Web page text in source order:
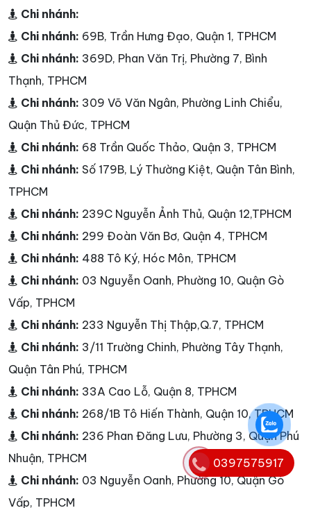
Chi nhánh:
Chi nhánh: 69B, Trần Hưng Đạo, Quận 1, TPHCM
Chi nhánh: 369D, Phan Văn Trị, Phường 7, Bình
Thạnh, TPHCM
Chi nhánh: 309 Võ Văn Ngân, Phường Linh Chiểu,
Quận Thủ Đức, TPHCM
Chi nhánh: 68 Trần Quốc Thảo, Quận 3, TPHCM
Chi nhánh: Số 179B, Lý Thường Kiệt, Quận Tân Bình,
TPHCM
Chi nhánh: 239C Nguyễn Ảnh Thủ, Quận 12,TPHCM
Chi nhánh: 299 Đoàn Văn Bơ, Quận 4, TPHCM
Chi nhánh: 488 Tô Ký, Hóc Môn, TPHCM
Chi nhánh: 03 Nguyễn Oanh, Phường 10, Quận Gò
Vấp, TPHCM
Chi nhánh: 233 Nguyễn Thị Thập,Q.7, TPHCM
Chi nhánh: 3/11 Trường Chinh, Phường Tây Thạnh,
Quận Tân Phú, TPHCM
Chi nhánh: 33A Cao Lỗ, Quận 8, TPHCM
Chi nhánh: 268/1B Tô Hiến Thành, Quận 10, TPHCM
Chi nhánh: 236 Phan Đăng Lưu, Phường 3, Quận Phú
Nhuận, TPHCM
Chi nhánh: 03 Nguyễn Oanh, Phường 10, Quận Gò
Vấp, TPHCM
0397575917